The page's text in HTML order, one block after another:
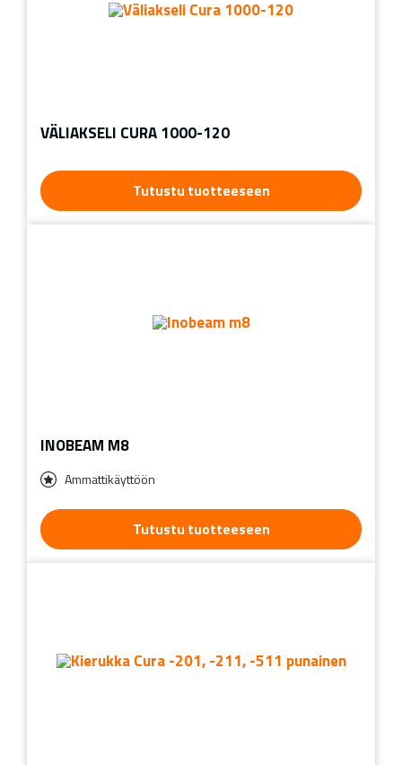
VÄLIAKSELI CURA 1000-120
Tutustu tuotteeseen
INOBEAM M8
Ammattikäyttöön
Tutustu tuotteeseen